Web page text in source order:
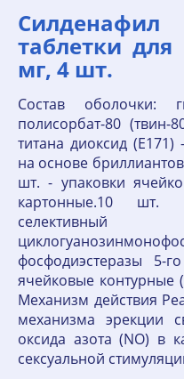
таблетки
мг, 4 шт.
Состав оболочки:
полисорбат-80
титана диоксид
на основе
шт. - упаковки
картонные.10
фосфодиэстеразы 5-
ячейковые контурные
Механизм действия
механизма эрекции
оксида азота (NO) в
сексуальной